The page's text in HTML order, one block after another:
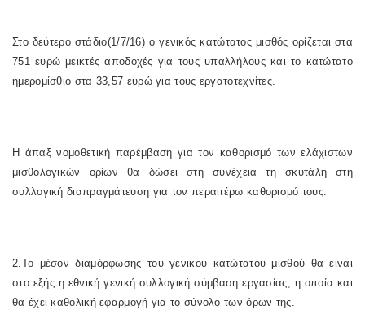
Στο δεύτερο στάδιο(1/7/16) ο γενικός κατώτατος μισθός ορίζεται στα
751 ευρώ μεικτές αποδοχές για τους υπαλλήλους και το κατώτατο
ημερομίσθιο στα 33,57 ευρώ για τους εργατοτεχνίτες.
Η άπαξ νομοθετική παρέμβαση για τον καθορισμό των ελάχιστων
μισθολογικών ορίων θα δώσει στη συνέχεια τη σκυτάλη στη
συλλογική διαπραγμάτευση για τον περαιτέρω καθορισμό τους.
2.Το μέσον διαμόρφωσης του γενικού κατώτατου μισθού θα είναι
στο εξής η εθνική γενική συλλογική σύμβαση εργασίας, η οποία και
θα έχει καθολική εφαρμογή για το σύνολο των όρων της.